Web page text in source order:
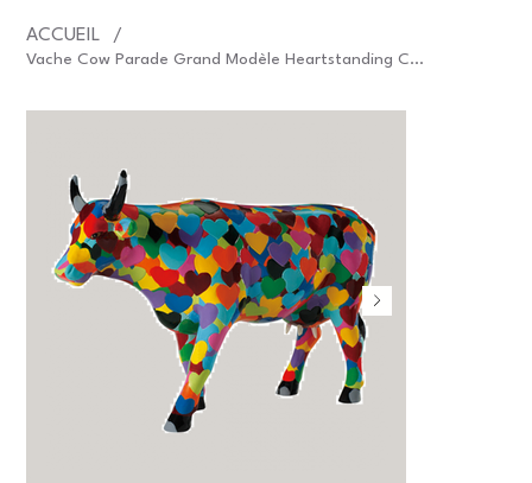
ACCUEIL /
Vache Cow Parade Grand Modèle Heartstanding Cow